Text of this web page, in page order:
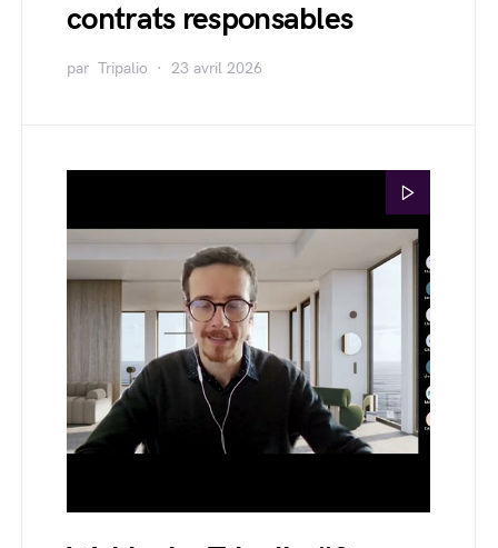
contrats responsables
par Tripalio 23 avril 2026